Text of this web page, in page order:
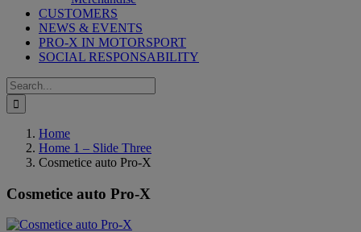
CUSTOMERS
NEWS & EVENTS
PRO-X IN MOTORSPORT
SOCIAL RESPONSABILITY
Search
for:
Home
Home 1 – Slide Three
Cosmetice auto Pro-X
Cosmetice auto Pro-X